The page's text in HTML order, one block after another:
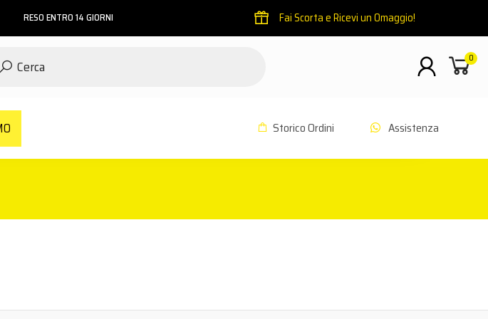
RESO ENTRO 14 GIORNI Fai Scorta e Ricevi un Omaggio!
Cerca 0
Storico Ordini Assistenza